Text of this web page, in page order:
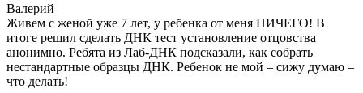
Валерий
Живем с женой уже 7 лет, у ребенка от меня НИЧЕГО! В
итоге решил сделать ДНК тест установление отцовства
анонимно. Ребята из Лаб-ДНК подсказали, как собрать
нестандартные образцы ДНК. Ребенок не мой – сижу думаю –
что делать!